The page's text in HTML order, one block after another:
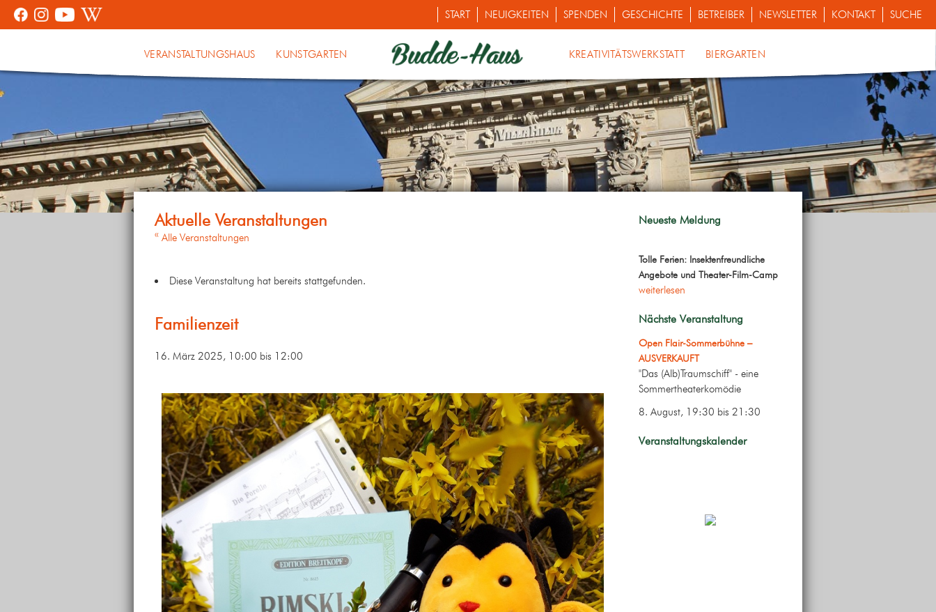
START NEUIGKEITEN SPENDEN GESCHICHTE BETREIBER NEWSLETTER KONTAKT SUCHE
VERANSTALTUNGSHAUS KUNSTGARTEN KREATIVITÄTSWERKSTATT BIERGARTEN
« Alle Veranstaltungen
Diese Veranstaltung hat bereits stattgefunden.
Familienzeit
16. März 2025, 10:00 bis 12:00
Neueste Meldung
Tolle Ferien: Insektenfreundliche
Angebote und Theater-Film-Camp
weiterlesen
Nächste Veranstaltung
Open Flair-Sommerbühne –
AUSVERKAUFT
"Das (Alb)Traumschiff" - eine
Sommertheaterkomödie
8. August, 19:30 bis 21:30
Veranstaltungskalender